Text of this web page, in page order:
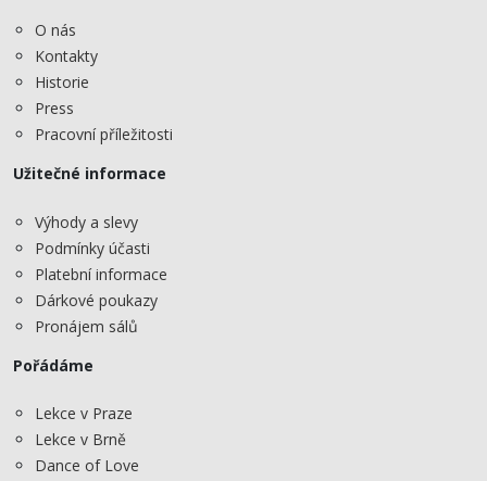
O nás
Kontakty
Historie
Press
Pracovní příležitosti
Užitečné informace
Výhody a slevy
Podmínky účasti
Platební informace
Dárkové poukazy
Pronájem sálů
Pořádáme
Lekce v Praze
Lekce v Brně
Dance of Love